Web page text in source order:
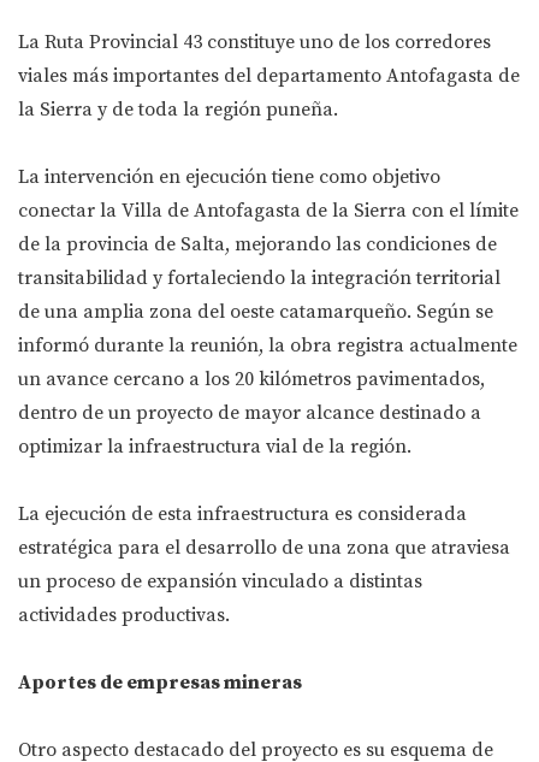
La Ruta Provincial 43 constituye uno de los corredores
viales más importantes del departamento Antofagasta de
la Sierra y de toda la región puneña.
La intervención en ejecución tiene como objetivo
conectar la Villa de Antofagasta de la Sierra con el límite
de la provincia de Salta, mejorando las condiciones de
transitabilidad y fortaleciendo la integración territorial
de una amplia zona del oeste catamarqueño. Según se
informó durante la reunión, la obra registra actualmente
un avance cercano a los 20 kilómetros pavimentados,
dentro de un proyecto de mayor alcance destinado a
optimizar la infraestructura vial de la región.
La ejecución de esta infraestructura es considerada
estratégica para el desarrollo de una zona que atraviesa
un proceso de expansión vinculado a distintas
actividades productivas.
Aportes de empresas mineras
Otro aspecto destacado del proyecto es su esquema de